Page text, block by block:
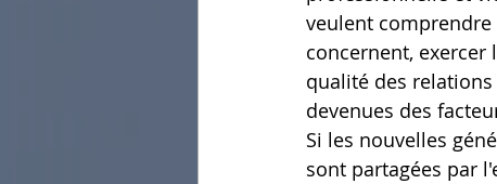
veulent
concernent, exercer
qualité des
devenues des
Si les nouvelles
sont partagées par